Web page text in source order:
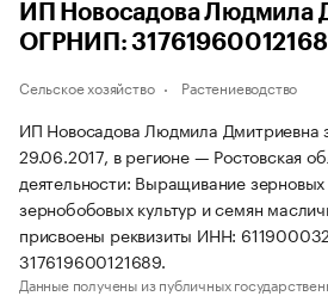
ИП Новосадова Людмила
ОГРНИП:
Сельское хозяйство Растениеводство
ИП Новосадова Людмила Дмитриевна
29.06.2017, в регионе — Ростовская
деятельности: Выращивание
зернобобовых культур и семян
присвоены реквизиты ИНН:
317619600121689.
Данные получены из публичных